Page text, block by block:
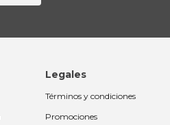
Legales
Términos y condiciones
Promociones